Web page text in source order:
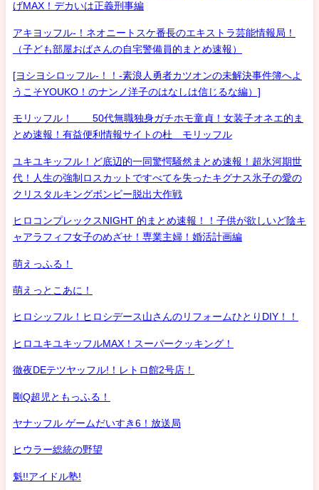
げMAX！デカいは正義刑事編
アキヨッフル-！ネオニートスケ番長のエキストラ芸能情報局！
（子ども部屋おばさんの自宅警備員的まとめ速報）
[ヨシヨシロッフル-！！-素浪人勇者カツオンの未解決事件簿へよ
うこそYOUKO！のナンノ洋子のはなしは信じるな編）]
モリッフル！ 50代無職独身ガチホモ童貞！女装子オネエ的ま
とめ速報！有益便利情報サイトの杜 モリッフル
ユキユキッフル！ど底辺的一同驚愕騒然まとめ速報！超氷河期世
代！人生の強制ロスカットですべてを失ったキグナス氷子の愛の
クリスタルキングボンビー脱出大作戦
ヒロコンプレックスNIGHT 的まとめ速報！！子供が欲しいど陰キ
ャアラフィフ女子のめざせ！専業主婦！婚活計画編
萌えっふる！
萌えっとこあに！
ヒロシッフル！ヒロシデース山さんのリフォームひとりDIY！！
ヒロユキユキッフルMAX！スーパークッキング！
徹夜DEテツヤッフル!！レトロ館2号店！
剛Q超児ともっふる！
ヤナッフル ゲームだいすき6！放送局
ヒウラー総統の野望
魁!!アイドル塾!